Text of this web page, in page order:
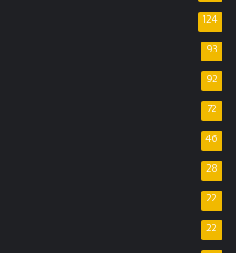
124
93
92
72
46
28
22
22